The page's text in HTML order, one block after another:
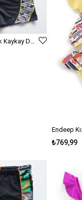
Endeep Erkek Çocuk Kaykay Desenli Yüzücü Şort Mayo
₺769,99